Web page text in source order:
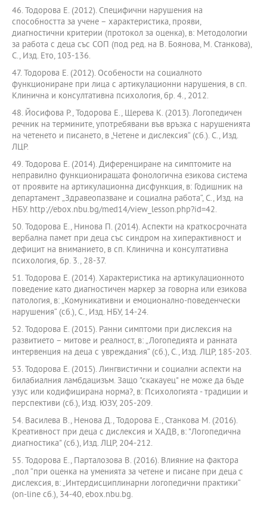
46. Тодорова Е. (2012). Специфични нарушения на
способността за учене – характеристика, прояви,
диагностични критерии (протокол за оценка), в: Методологии
за работа с деца със СОП (под ред. на В. Боянова, М. Станкова),
С., Изд. Ето, 103-136.
47. Тодорова Е. (2012). Особености на социалното
функциониране при лица с артикулационни нарушения, в сп.
Клинична и консултативна психология, бр. 4., 2012.
48. Йосифова Р., Тодорова Е., Щерева К. (2013). Логопедичен
речник на термините, употребявани във връзка с нарушенията
на четенето и писането, в „Четене и дислексия“ (сб.). С., Изд.
ЛЦР.
49. Тодорова Е. (2014). Диференциране на симптомите на
неправилно функциониращата фонологична езикова система
от проявите на артикулационна дисфункция, в: Годишник на
департамент „Здравеопазване и социална работа“, С., Изд. на
НБУ. http://ebox.nbu.bg/med14/view_lesson.php?id=42.
50. Тодорова Е., Нинова П. (2014). Аспекти на краткосрочната
вербална памет при деца със синдром на хиперактивност и
дефицит на вниманието, в сп. Клинична и консултативна
психология, бр. 3., 28-37.
51. Тодорова Е. (2014). Характеристика на артикулационното
поведение като диагностичен маркер за говорна или езикова
патология, в: „Комуникативни и емоционално-поведенчески
нарушения“ (сб.), С., Изд. НБУ, 14-24.
52. Тодорова Е. (2015). Ранни симптоми при дислексия на
развитието – митове и реалност, в: „Логопедията и ранната
интервенция на деца с увреждания“ (сб.), С., Изд. ЛЦР, 185-203.
53. Тодорова Е. (2015). Лингвистични и социални аспекти на
билабиалния ламбдацизъм. Защо "скакауец" не може да бъде
узус или кодифицирана норма?, в: Психологията - традиции и
перспективи (сб.), Изд. ЮЗУ, 205-209.
54. Василева В., Ненова Д., Тодорова Е., Станкова М. (2016).
Креативност при деца с дислексия и ХАДВ, в: "Логопедична
диагностика" (сб.), Изд. ЛЦР, 204-212.
55. Тодорова Е., Парталозова В. (2016). Влияние на фактора
„пол “при оценка на уменията за четене и писане при деца с
дислексия, в: „Интердисциплинарни логопедични практики“
(on-line сб.), 34-40, ebox.nbu.bg.